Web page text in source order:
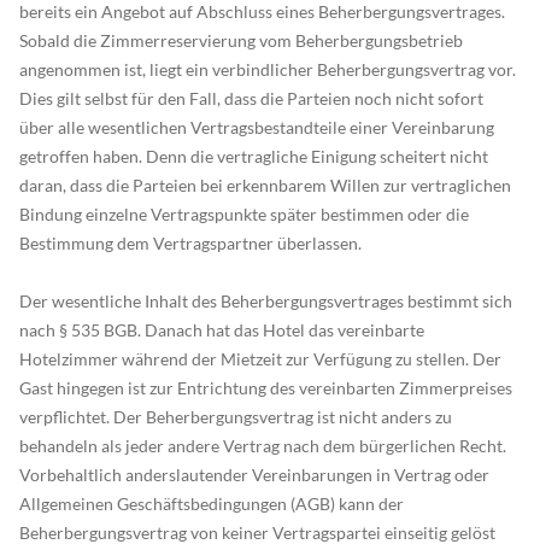
bereits ein Angebot auf Abschluss eines Beherbergungsvertrages.
Sobald die Zimmerreservierung vom Beherbergungsbetrieb
angenommen ist, liegt ein verbindlicher Beherbergungsvertrag vor.
Dies gilt selbst für den Fall, dass die Parteien noch nicht sofort
über alle wesentlichen Vertragsbestandteile einer Vereinbarung
getroffen haben. Denn die vertragliche Einigung scheitert nicht
daran, dass die Parteien bei erkennbarem Willen zur vertraglichen
Bindung einzelne Vertragspunkte später bestimmen oder die
Bestimmung dem Vertragspartner überlassen.
Der wesentliche Inhalt des Beherbergungsvertrages bestimmt sich
nach § 535 BGB. Danach hat das Hotel das vereinbarte
Hotelzimmer während der Mietzeit zur Verfügung zu stellen. Der
Gast hingegen ist zur Entrichtung des vereinbarten Zimmerpreises
verpflichtet. Der Beherbergungsvertrag ist nicht anders zu
behandeln als jeder andere Vertrag nach dem bürgerlichen Recht.
Vorbehaltlich anderslautender Vereinbarungen in Vertrag oder
Allgemeinen Geschäftsbedingungen (AGB) kann der
Beherbergungsvertrag von keiner Vertragspartei einseitig gelöst